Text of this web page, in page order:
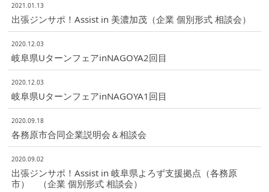
2021.01.13
出張ジンサポ！Assist in 美濃加茂（企業 個別形式 相談会）
2020.12.03
岐阜県UターンフェアinNAGOYA2回目
2020.12.03
岐阜県UターンフェアinNAGOYA1回目
2020.09.18
各務原市合同企業説明会＆相談会
2020.09.02
出張ジンサポ！Assist in 岐阜県よろず支援拠点（各務原
市） （企業 個別形式 相談会）